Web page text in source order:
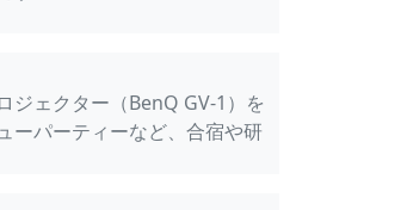
ジェクター（BenQ GV-1）を
ーパーティーなど、合宿や研